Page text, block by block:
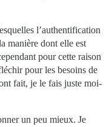
l’authentification
manière dont elle est
pour cette raison
pour les besoins de
fait, je le fais juste moi-
un peu mieux. Je